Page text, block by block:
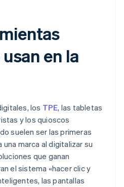
en la
los TPE, las tabletas
y los quioscos
suelen ser las primeras
marca al digitalizar su
que ganan
el sistema «hacer clic y
las pantallas